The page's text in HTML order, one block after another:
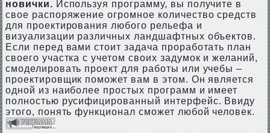
новички. Используя программу, вы получите в
свое распоряжение огромное количество средств
для проектирования любого рельефа и
визуализации различных ландшафтных объектов.
Если перед вами стоит задача проработать план
своего участка с учетом своих задумок и желаний,
смоделировать проект для работы или учебы –
проектировщик поможет вам в этом. Он является
одной из наиболее простых программ и имеет
полностью русифицированный интерфейс. Ввиду
этого, понять функционал сможет любой человек.